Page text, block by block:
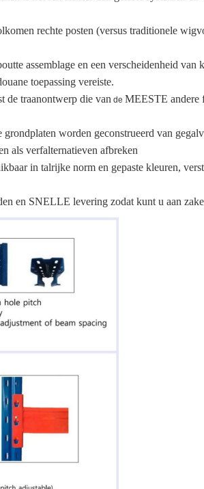
rechte posten (versus traditionele
assemblage en een verscheidenheid van
toepassing vereiste.
de traanontwerp die van de MEESTE andere
grondplaten worden geconstrueerd van
als verfalternatieven afbreken
in talrijke norm en gepaste kleuren,
en SNELLE levering zodat kunt u aan